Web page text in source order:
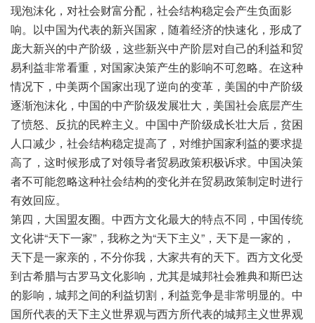
现泡沫化，对社会财富分配，社会结构稳定会产生负面影
响。以中国为代表的新兴国家，随着经济的快速化，形成了
庞大新兴的中产阶级，这些新兴中产阶层对自己的利益和贸
易利益非常看重，对国家决策产生的影响不可忽略。在这种
情况下，中美两个国家出现了逆向的变革，美国的中产阶级
逐渐泡沫化，中国的中产阶级发展壮大，美国社会底层产生
了愤怒、反抗的民粹主义。中国中产阶级成长壮大后，贫困
人口减少，社会结构稳定提高了，对维护国家利益的要求提
高了，这时候形成了对领导者贸易政策积极诉求。中国决策
者不可能忽略这种社会结构的变化并在贸易政策制定时进行
有效回应。
第四，大国盟友圈。中西方文化最大的特点不同，中国传统
文化讲“天下一家”，我称之为“天下主义”，天下是一家的，
天下是一家亲的，不分你我，大家共有的天下。西方文化受
到古希腊与古罗马文化影响，尤其是城邦社会雅典和斯巴达
的影响，城邦之间的利益切割，利益竞争是非常明显的。中
国所代表的天下主义世界观与西方所代表的城邦主义世界观